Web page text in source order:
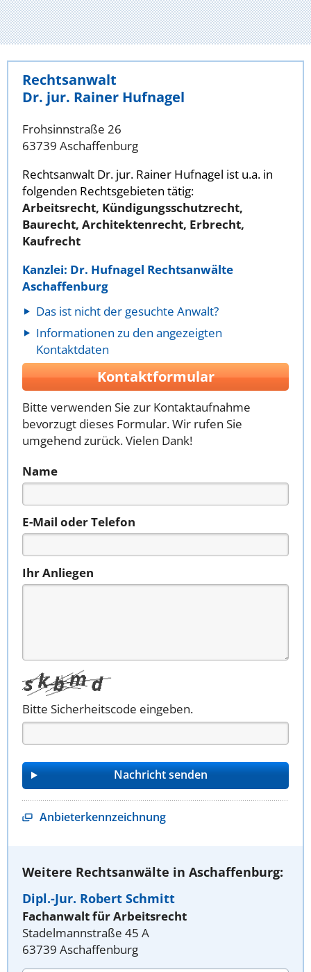
Rechtsanwalt
Dr. jur. Rainer Hufnagel
Frohsinnstraße 26
63739 Aschaffenburg
Rechtsanwalt Dr. jur. Rainer Hufnagel ist u.a. in
folgenden Rechtsgebieten tätig:
Arbeitsrecht, Kündigungsschutzrecht,
Baurecht, Architektenrecht, Erbrecht,
Kaufrecht
Kanzlei: Dr. Hufnagel Rechtsanwälte
Aschaffenburg
Das ist nicht der gesuchte Anwalt?
Informationen zu den angezeigten
Kontaktdaten
Kontaktformular
Bitte verwenden Sie zur Kontaktaufnahme
bevorzugt dieses Formular. Wir rufen Sie
umgehend zurück. Vielen Dank!
Name
E-Mail oder Telefon
Ihr Anliegen
Bitte Sicherheitscode eingeben.
Anbieterkennzeichnung
Weitere Rechtsanwälte in Aschaffenburg:
Dipl.-Jur. Robert Schmitt
Fachanwalt für Arbeitsrecht
Stadelmannstraße 45 A
63739 Aschaffenburg